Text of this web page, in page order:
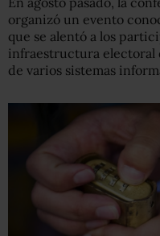
organizó un evento
que se alentó a los
infraestructura electoral
de varios sistemas